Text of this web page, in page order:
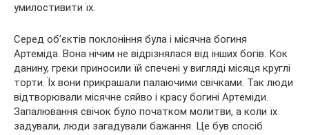
умилостивити їх.
Серед об’єктів поклоніння була і місячна богиня
Артеміда. Вона нічим не відрізнялася від інших богів. Кок
данину, греки приносили їй спечені у вигляді місяця круглі
торти. Їх вони прикрашали палаючими свічками. Так люди
відтворювали місячне сяйво і красу богині Артеміди.
Запалювання свічок було початком молитви, а коли їх
задували, люди загадували бажання. Це був спосіб